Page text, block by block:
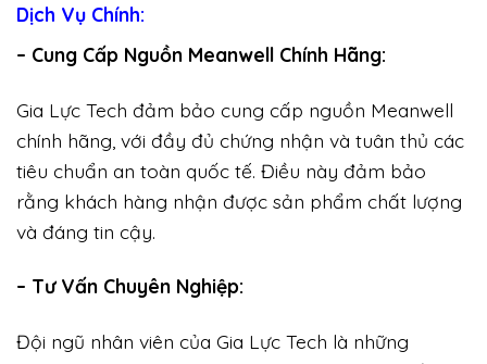
Dịch Vụ Chính:
– Cung Cấp Nguồn Meanwell Chính Hãng:
Gia Lực Tech đảm bảo cung cấp nguồn Meanwell
chính hãng, với đầy đủ chứng nhận và tuân thủ các
tiêu chuẩn an toàn quốc tế. Điều này đảm bảo
rằng khách hàng nhận được sản phẩm chất lượng
và đáng tin cậy.
– Tư Vấn Chuyên Nghiệp:
Đội ngũ nhân viên của Gia Lực Tech là những